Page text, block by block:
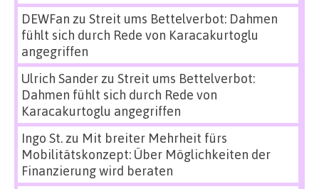
DEWFan zu Streit ums Bettelverbot: Dahmen
fühlt sich durch Rede von Karacakurtoglu
angegriffen
Ulrich Sanderzu Streit ums Bettelverbot:
Dahmen fühlt sich durch Rede von
Karacakurtoglu angegriffen
Ingo St.zu Mit breiter Mehrheit fürs
Mobilitätskonzept: Über Möglichkeiten der
Finanzierung wird beraten